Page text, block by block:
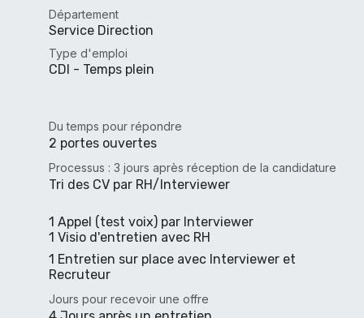
Département
Service Direction
Type d'emploi
CDI - Temps plein
Du temps pour répondre
2 portes ouvertes
Processus : 3 jours après réception de la candidature
Tri des CV par RH/Interviewer
1 Appel (test voix) par Interviewer
1 Visio d'entretien avec RH
1 Entretien sur place avec Interviewer et
Recruteur
Jours pour recevoir une offre